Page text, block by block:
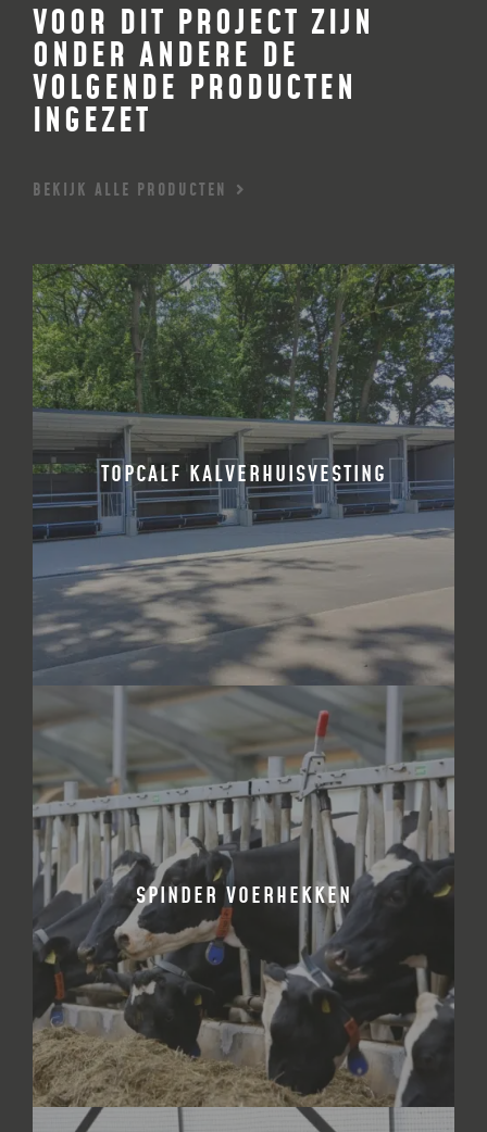
VOOR DIT PROJECT ZIJN
ONDER ANDERE DE
VOLGENDE PRODUCTEN
INGEZET
BEKIJK ALLE PRODUCTEN
TOPCALF KALVERHUISVESTING
BEKIJK PRODUCT
SPINDER VOERHEKKEN
BEKIJK PRODUCT